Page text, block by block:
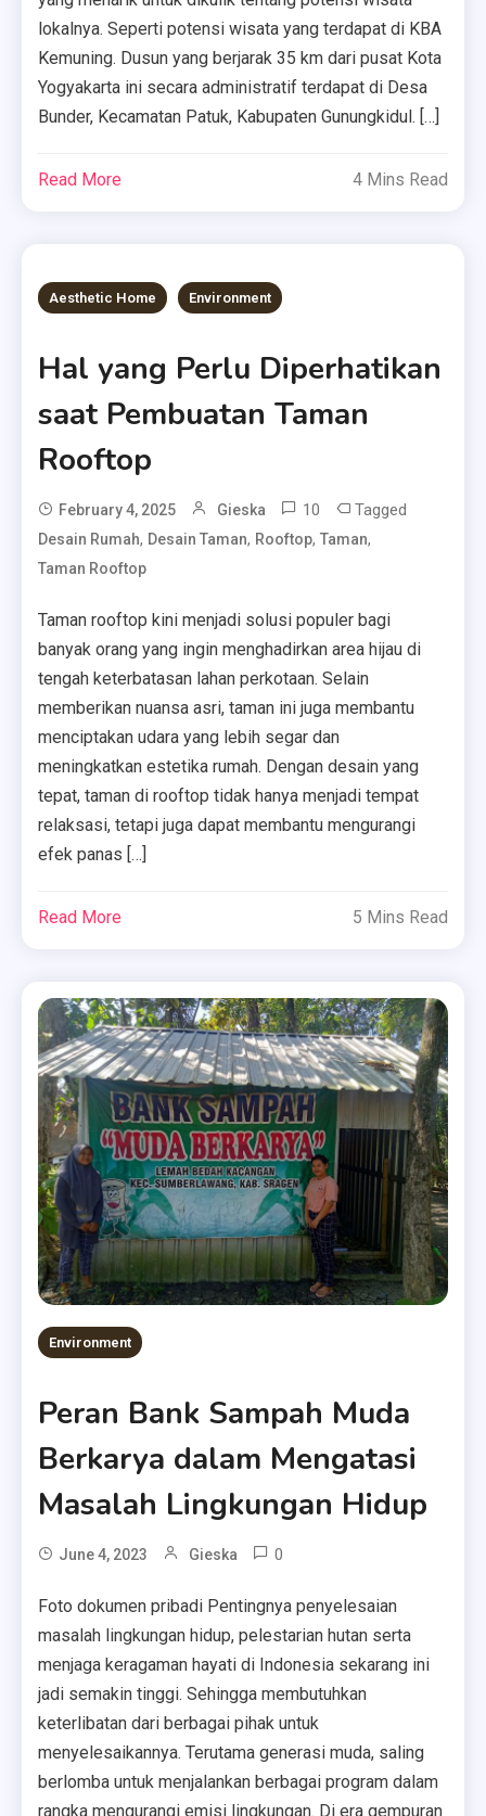
lokalnya. Seperti potensi wisata yang terdapat di KBA
Kemuning. Dusun yang berjarak 35 km dari pusat Kota
Yogyakarta ini secara administratif terdapat di Desa
Bunder, Kecamatan Patuk, Kabupaten Gunungkidul. […]
Read More 4 Mins Read
Aesthetic Home Environment
Hal yang Perlu Diperhatikan
saat Pembuatan Taman
Rooftop
February 4, 2025 Gieska 10 Tagged
Desain Rumah, Desain Taman, Rooftop,Taman,
Taman Rooftop
Taman rooftop kini menjadi solusi populer bagi
banyak orang yang ingin menghadirkan area hijau di
tengah keterbatasan lahan perkotaan. Selain
memberikan nuansa asri, taman ini juga membantu
menciptakan udara yang lebih segar dan
meningkatkan estetika rumah. Dengan desain yang
tepat, taman di rooftop tidak hanya menjadi tempat
relaksasi, tetapi juga dapat membantu mengurangi
efek panas […]
Read More 5 Mins Read
Environment
Peran Bank Sampah Muda
Berkarya dalam Mengatasi
Masalah Lingkungan Hidup
June 4, 2023 Gieska 0
Foto dokumen pribadi Pentingnya penyelesaian
masalah lingkungan hidup, pelestarian hutan serta
menjaga keragaman hayati di Indonesia sekarang ini
jadi semakin tinggi. Sehingga membutuhkan
keterlibatan dari berbagai pihak untuk
menyelesaikannya. Terutama generasi muda, saling
berlomba untuk menjalankan berbagai program dalam
rangka mengurangi emisi lingkungan. Di era gempuran